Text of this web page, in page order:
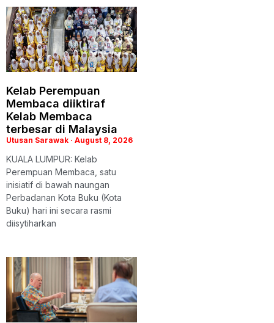
Kelab Perempuan
Membaca diiktiraf
Kelab Membaca
terbesar di Malaysia
Utusan Sarawak August 8, 2026
KUALA LUMPUR: Kelab
Perempuan Membaca, satu
inisiatif di bawah naungan
Perbadanan Kota Buku (Kota
Buku) hari ini secara rasmi
diisytiharkan